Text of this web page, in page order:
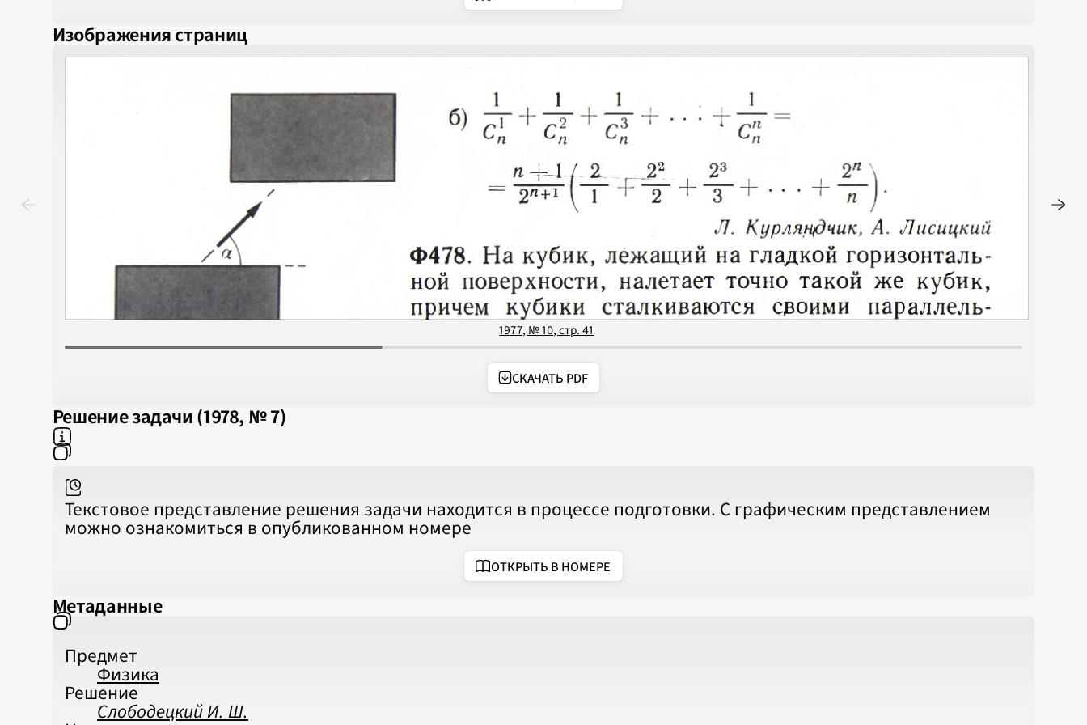
1994
2000
2001
2002
2003
2004
2005
2006
2007
2008
2011
2012
2013
2014
2015
2016
2017
2018
2019
2020
2021
2022
Изображения страниц
1977, № 10, стр. 41
СКАЧАТЬ PDF
Решение задачи (1978, № 7)
Текстовое представление решения задачи находится в процессе подготовки. С графическим представлением
можно ознакомиться в опубликованном номере
ОТКРЫТЬ В НОМЕРЕ
Метаданные
Предмет
Физика
Решение
Слободецкий И. Ш.